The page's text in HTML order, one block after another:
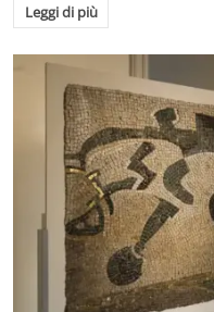
Leggi di più